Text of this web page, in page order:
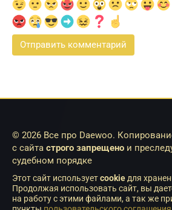
© 2026 Все про Daewoo.
с сайта строго запрещено и
судебном порядке
Этот сайт используетcookie для
Продолжая использовать сайт, вы
на работу с этими файлами, а так же